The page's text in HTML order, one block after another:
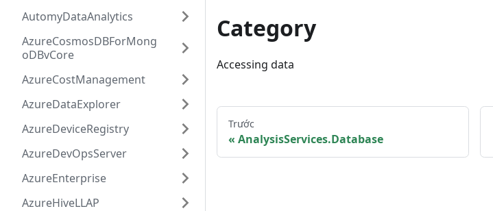
AutomyDataAnalytics
AzureCosmosDBForMong
oDBvCore
AzureCostManagement
AzureDataExplorer
AzureDeviceRegistry
AzureDevOpsServer
AzureEnterprise
AzureHiveLLAP
Category
Accessing data
Trước
AnalysisServices.Database